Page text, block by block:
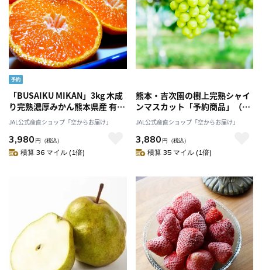
「BUSAIKU MIKAN」3kg 木成
り完熟濃厚みかん熊本県産 有機
JAS認証！大人気「右田柑橘」
産直 産地直送 2026 果物 フルー
ツ みかん 甘い 26年10月予約商
品！
JAL公式産直ショップ「空からお届け」
3,980 円 （税込）
積算 36 マイル (1倍)
熊本・吉次園の樹上完熟シャイ
ンマスカット「予約商品」（７
月下旬～８月発送）［株式会社
吉次園］
JAL公式産直ショップ「空からお届け」
3,880 円 （税込）
積算 35 マイル (1倍)